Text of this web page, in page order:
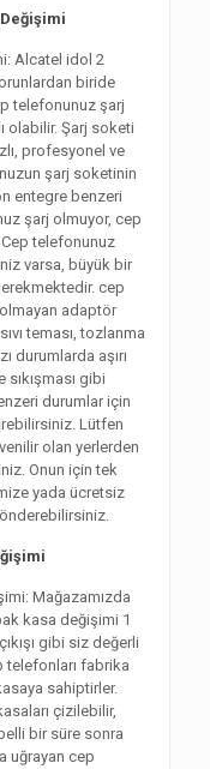
Alcatel idol 2
biride
telefonunuz şarj
olabilir. Şarj soketi
profesyonel ve
şarj soketinin
entegre benzeri
şarj olmuyor, cep
telefonunuz
varsa, büyük bir
cep
adaptör
teması, tozlanma
durumlarda aşırı
gibi
durumlar için
Lütfen
olan yerlerden
Onun için tek
yada ücretsiz
Mağazamızda
kasa değişimi 1
gibi siz değerli
telefonları fabrika
sahiptirler.
çizilebilir,
bir süre sonra
uğrayan cep